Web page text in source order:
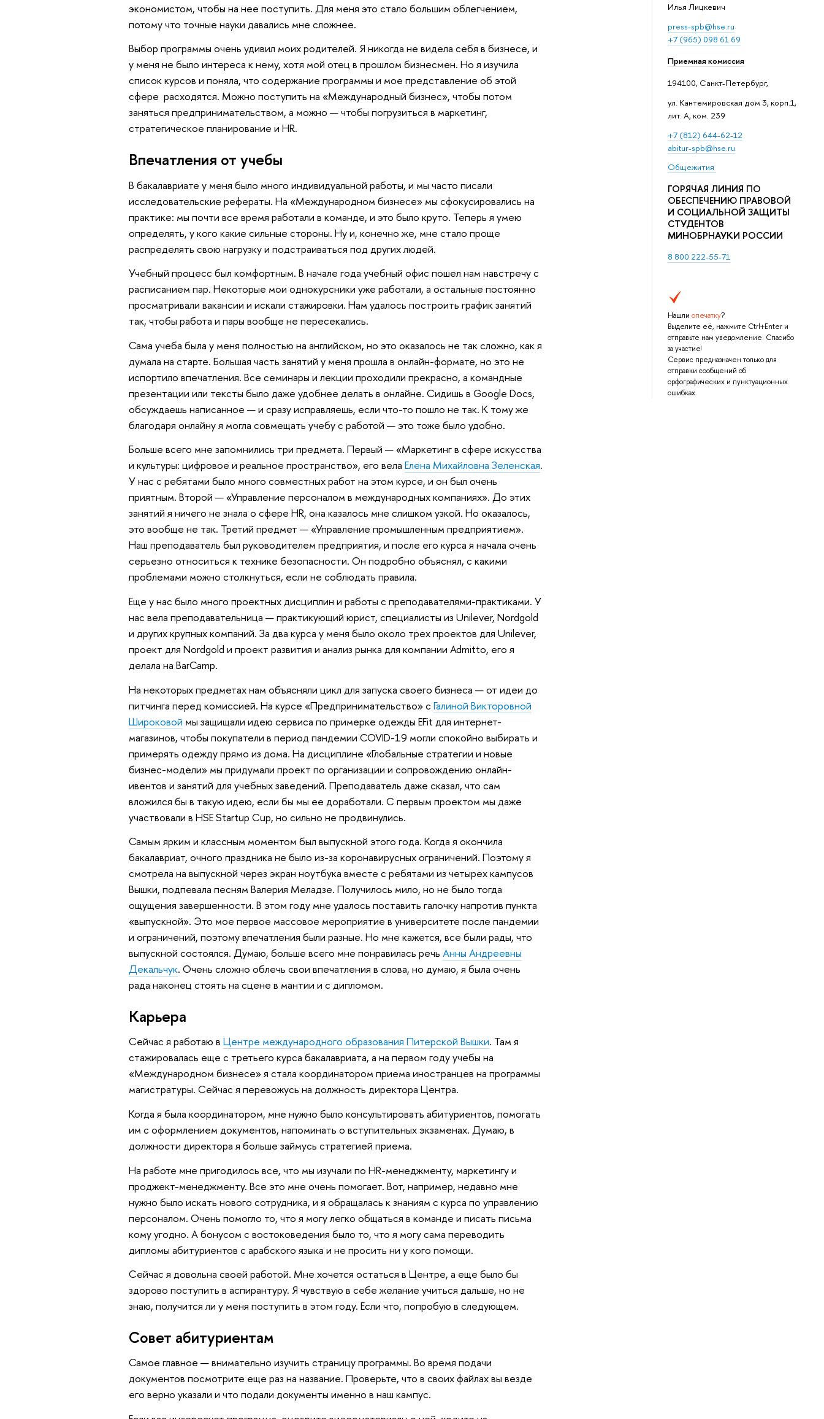
Илья Лицкевич
press-spb@hse.ru
+7 (965) 098 61 69
Приемная комиссия
194100, Санкт-Петербург,
ул. Кантемировская дом 3, корп.1,
лит. А, ком. 239
+7 (812) 644-62-12
abitur-spb@hse.ru
Общежития
ГОРЯЧАЯ ЛИНИЯ ПО
ОБЕСПЕЧЕНИЮ ПРАВОВОЙ
И СОЦИАЛЬНОЙ ЗАЩИТЫ
СТУДЕНТОВ
МИНОБРНАУКИ РОССИИ
8 800 222-55-71
Нашли опечатку?
Выделите её, нажмите Ctrl+Enter и
отправьте нам уведомление. Спасибо
за участие!
Сервис предназначен только для
отправки сообщений об
орфографических и пунктуационных
ошибках.
экономистом, чтобы на нее поступить. Для меня это стало большим облегчением,
потому что точные науки давались мне сложнее.
Выбор программы очень удивил моих родителей. Я никогда не видела себя в бизнесе, и
у меня не было интереса к нему, хотя мой отец в прошлом бизнесмен. Но я изучила
список курсов и поняла, что содержание программы и мое представление об этой
сфере расходятся. Можно поступить на «Международный бизнес», чтобы потом
заняться предпринимательством, а можно — чтобы погрузиться в маркетинг,
стратегическое планирование и HR.
Впечатления от учебы
В бакалавриате у меня было много индивидуальной работы, и мы часто писали
исследовательские рефераты. На «Международном бизнесе» мы сфокусировались на
практике: мы почти все время работали в команде, и это было круто. Теперь я умею
определять, у кого какие сильные стороны. Ну и, конечно же, мне стало проще
распределять свою нагрузку и подстраиваться под других людей.
Учебный процесс был комфортным. В начале года учебный офис пошел нам навстречу с
расписанием пар. Некоторые мои однокурсники уже работали, а остальные постоянно
просматривали вакансии и искали стажировки. Нам удалось построить график занятий
так, чтобы работа и пары вообще не пересекались.
Сама учеба была у меня полностью на английском, но это оказалось не так сложно, как я
думала на старте. Большая часть занятий у меня прошла в онлайн-формате, но это не
испортило впечатления. Все семинары и лекции проходили прекрасно, а командные
презентации или тексты было даже удобнее делать в онлайне. Сидишь в Google Docs,
обсуждаешь написанное — и сразу исправляешь, если что-то пошло не так. К тому же
благодаря онлайну я могла совмещать учебу с работой — это тоже было удобно.
​​Больше всего мне запомнились три предмета. Первый — «Маркетинг в сфере искусства
и культуры: цифровое и реальное пространство», его вела Елена Михайловна Зеленская.
У нас с ребятами было много совместных работ на этом курсе, и он был очень
приятным. Второй — «Управление персоналом в международных компаниях». До этих
занятий я ничего не знала о сфере HR, она казалось мне слишком узкой. Но оказалось,
это вообще не так. Третий предмет — «Управление промышленным предприятием».
Наш преподаватель был руководителем предприятия, и после его курса я начала очень
серьезно относиться к технике безопасности. Он подробно объяснял, с какими
проблемами можно столкнуться, если не соблюдать правила.
Еще у нас было много проектных дисциплин и работы с преподавателями-практиками. У
нас вела преподавательница — практикующий юрист, специалисты из Unilever, Nordgold
и других крупных компаний. За два курса у меня было около трех проектов для Unilever,
проект для Nordgold и проект развития и анализ рынка для компании Admitto, его я
делала на BarCamp.
На некоторых предметах нам объясняли цикл для запуска своего бизнеса — от идеи до
питчинга перед комиссией. На курсе «Предпринимательство» с Галиной Викторовной
Широковой мы защищали идею сервиса по примерке одежды EFit для интернет-
магазинов, чтобы покупатели в период пандемии COVID-19 могли спокойно выбирать и
примерять одежду прямо из дома. На дисциплине «Глобальные стратегии и новые
бизнес-модели» мы придумали проект по организации и сопровождению онлайн-
ивентов и занятий для учебных заведений. Преподаватель даже сказал, что сам
вложился бы в такую идею, если бы мы ее доработали. С первым проектом мы даже
участвовали в HSE Startup Cup, но сильно не продвинулись.
Самым ярким и классным моментом был выпускной этого года. Когда я окончила
бакалавриат, очного праздника не было из-за коронавирусных ограничений. Поэтому я
смотрела на выпускной через экран ноутбука вместе с ребятами из четырех кампусов
Вышки, подпевала песням Валерия Меладзе. Получилось мило, но не было тогда
ощущения завершенности. В этом году мне удалось поставить галочку напротив пункта
«выпускной». Это мое первое массовое мероприятие в университете после пандемии
и ограничений, поэтому впечатления были разные. Но мне кажется, все были рады, что
выпускной состоялся. Думаю, больше всего мне понравилась речь Анны Андреевны
Декальчук. Очень сложно облечь свои впечатления в слова, но думаю, я была очень
рада наконец стоять на сцене в мантии и с дипломом.
Карьера
Сейчас я работаю в Центре международного образования Питерской Вышки. Там я
стажировалась еще с третьего курса бакалавриата, а на первом году учебы на
«Международном бизнесе» я стала координатором приема иностранцев на программы
магистратуры. Сейчас я перевожусь на должность директора Центра.
Когда я была координатором, мне нужно было консультировать абитуриентов, помогать
им с оформлением документов, напоминать о вступительных экзаменах. Думаю, в
должности директора я больше займусь стратегией приема.
На работе мне пригодилось все, что мы изучали по HR-менеджменту, маркетингу и
проджект-менеджменту. Все это мне очень помогает. Вот, например, недавно мне
нужно было искать нового сотрудника, и я обращалась к знаниям с курса по управлению
персоналом. Очень помогло то, что я могу легко общаться в команде и писать письма
кому угодно. А бонусом с востоковедения было то, что я могу сама переводить
дипломы абитуриентов с арабского языка и не просить ни у кого помощи.
Сейчас я довольна своей работой. Мне хочется остаться в Центре, а еще было бы
здорово поступить в аспирантуру. Я чувствую в себе желание учиться дальше, но не
знаю, получится ли у меня поступить в этом году. Если что, попробую в следующем.
Совет абитуриентам
Самое главное — внимательно изучить страницу программы. Во время подачи
документов посмотрите еще раз на название. Проверьте, что в своих файлах вы везде
его верно указали и что подали документы именно в наш кампус.